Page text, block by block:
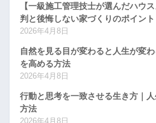
【一級施工管理技士が選んだハウ
判と後悔しない家づくりのポイント
2026年4月8日
自然を見る目が変わると人生が変
を高める方法
2026年4月8日
行動と思考を一致させる生き方｜
方法
2026年4月8日